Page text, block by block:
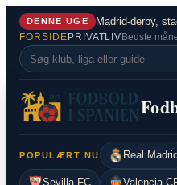
Spring
indhold
DENNE UGE Madrid-derby,
FORSIDE PRIVATLIV Bedste
POPULÆRT NU Real Madrid
Sevilla FC
Valencia